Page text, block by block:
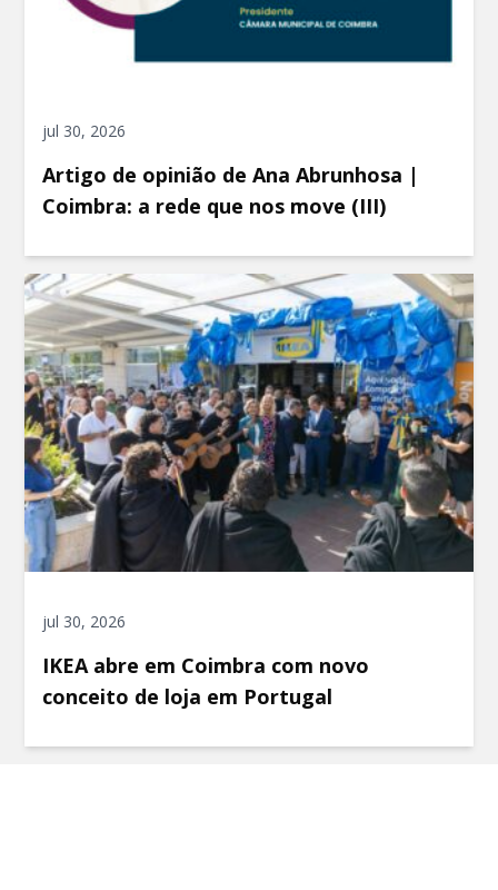
jul 30, 2026
Artigo de opinião de Ana Abrunhosa |
Coimbra: a rede que nos move (III)
jul 30, 2026
IKEA abre em Coimbra com novo
conceito de loja em Portugal